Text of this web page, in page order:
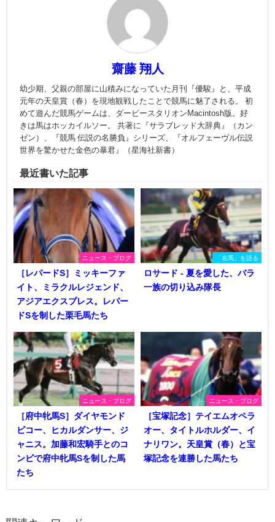
齋藤 翔人
幼少期、父親の部屋に山積みになっていた月刊『優駿』と、平成
元年の天皇賞（春）を現地観戦したことで競馬に魅了される。 初
めて遊んだ競馬ゲームは、ダービースタリオンMacintosh版。好
きは馬はホッカイルソー。 共著に『サラブレッド大辞典』（カン
ゼン）、『競馬 伝説の名勝負』シリーズ、『オルフェーヴル伝説
世界を驚かせた金色の暴君』（星海社新書）
最近書いた記事
ニュース・ブログ
［レパードS］ミッキーファ
イト、ミラクルレジェンド、
アジアエクスプレス。レパー
ドSを制した栗毛馬たち
「名馬」を語る
ロサード - 夏を愛した、バラ
一族の切り込み隊長
ニュース・ブログ
［府中牝馬S］ダイヤモンド
ビコー、ヒカルダンサー、ジ
ャニス。加藤和宏騎手とのコ
ンビで府中牝馬Sを制した馬
たち
ニュース・ブログ
［宝塚記念］テイエムオペラ
オー、タイトルホルダー、イ
ナリワン。天皇賞（春）と宝
塚記念を連勝した馬たち